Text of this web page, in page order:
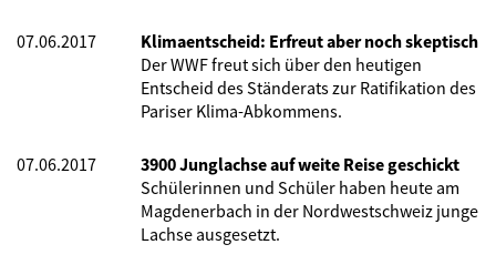
07.06.2017
Klimaentscheid: Erfreut aber noch skeptisch
Der WWF freut sich über den heutigen
Entscheid des Ständerats zur Ratifikation des
Pariser Klima-Abkommens.
07.06.2017
3900 Junglachse auf weite Reise geschickt
Schülerinnen und Schüler haben heute am
Magdenerbach in der Nordwestschweiz junge
Lachse ausgesetzt.